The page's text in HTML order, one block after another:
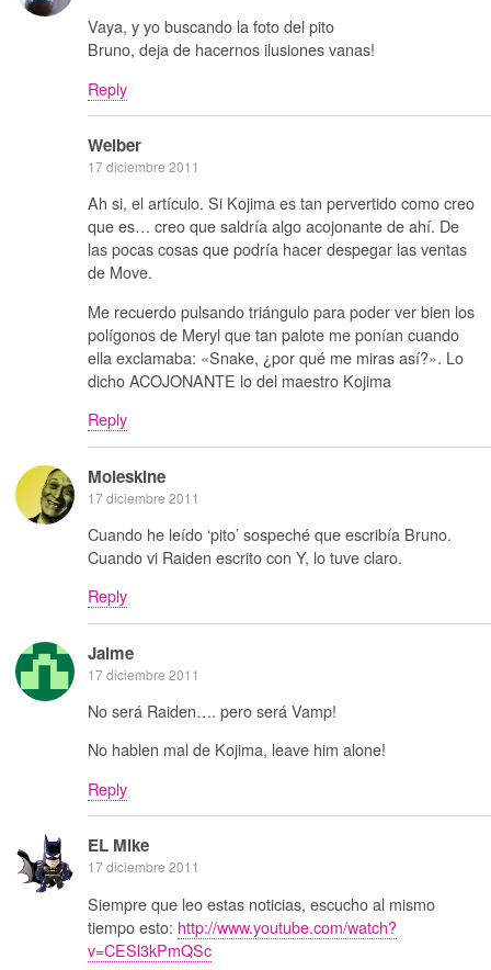
Vaya, y yo buscando la foto del pito
Bruno, deja de hacernos ilusiones vanas!
Reply
Weiber
17 diciembre 2011
Ah si, el artículo. Si Kojima es tan pervertido como creo
que es… creo que saldría algo acojonante de ahí. De
las pocas cosas que podría hacer despegar las ventas
de Move.
Me recuerdo pulsando triángulo para poder ver bien los
polígonos de Meryl que tan palote me ponían cuando
ella exclamaba: «Snake, ¿por qué me miras así?». Lo
dicho ACOJONANTE lo del maestro Kojima
Reply
Moleskine
17 diciembre 2011
Cuando he leído ‘pito’ sospeché que escribía Bruno.
Cuando vi Raiden escrito con Y, lo tuve claro.
Reply
Jaime
17 diciembre 2011
No será Raiden…. pero será Vamp!
No hablen mal de Kojima, leave him alone!
Reply
EL Mike
17 diciembre 2011
Siempre que leo estas noticias, escucho al mismo
tiempo esto: http://www.youtube.com/watch?
v=CESl3kPmQSc